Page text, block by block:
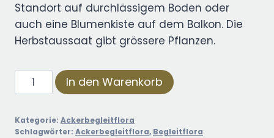
Standort auf durchlässigem Boden oder
auch eine Blumenkiste auf dem Balkon. Die
Herbstaussaat gibt grössere Pflanzen.
Ackerbegleitfloramischung
aus
Menge
In den Warenkorb
Kategorie: Ackerbegleitflora
Schlagwörter: Ackerbegleitflora, Begleitflora